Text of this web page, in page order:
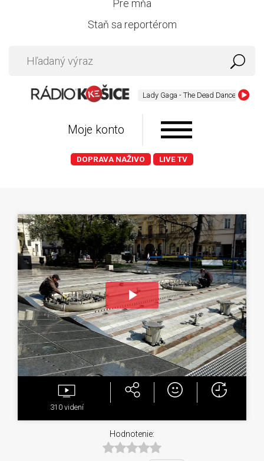
Pre mňa
Staň sa reportérom
Lady Gaga - The Dead Dance
Moje konto
DOPRAVA NAŽIVO LIVE TV
Play
Video
310videní
Hodnotenie: